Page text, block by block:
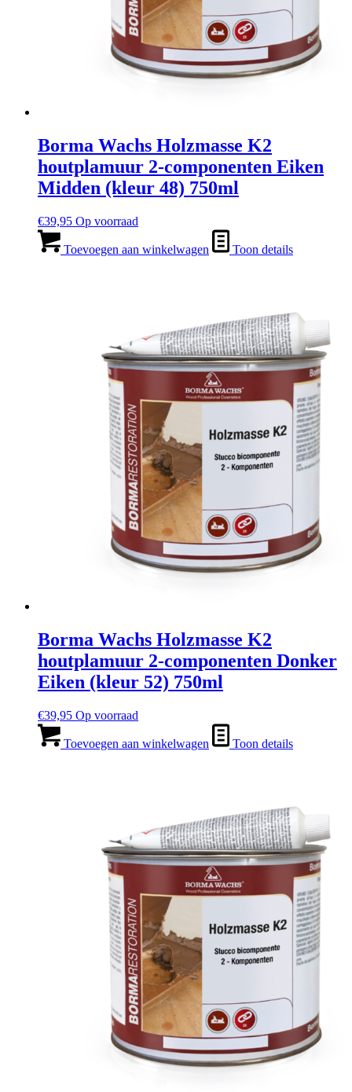
Borma Wachs Holzmasse K2
houtplamuur 2-componenten Eiken
Midden (kleur 48) 750ml
€39,95 Op voorraad
Toevoegen aan winkelwagen Toon details
Borma Wachs Holzmasse K2
houtplamuur 2-componenten Donker
Eiken (kleur 52) 750ml
€39,95 Op voorraad
Toevoegen aan winkelwagen Toon details